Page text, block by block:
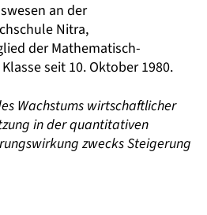
an der
Nitra,
der Mathematisch-
seit 10. Oktober 1980.
Wachstums wirtschaftlicher
in der quantitativen
zwecks Steigerung